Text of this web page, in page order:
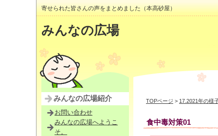
寄せられた皆さんの声をまとめました（本高砂屋）
みんなの広場
TOPページ > 17.2021年の様
食中毒対策01
みんなの広場紹介
お問い合わせ
みんなの広場へようこ
そ。